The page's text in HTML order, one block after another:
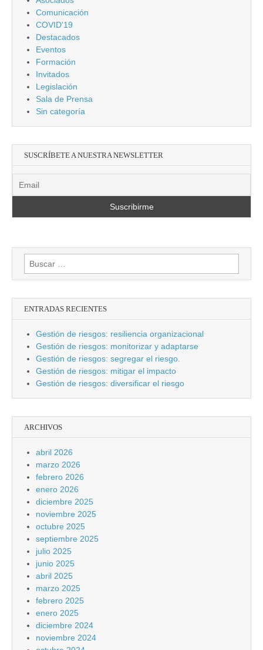
Comunicación
COVID'19
Destacados
Eventos
Formación
Invitados
Legislación
Sala de Prensa
Sin categoría
SUSCRÍBETE A NUESTRA NEWSLETTER
Buscar:
ENTRADAS RECIENTES
Gestión de riesgos: resiliencia organizacional
Gestión de riesgos: monitorizar y adaptarse
Gestión de riesgos: segregar el riesgo.
Gestión de riesgos: mitigar el impacto
Gestión de riesgos: diversificar el riesgo
ARCHIVOS
abril 2026
marzo 2026
febrero 2026
enero 2026
diciembre 2025
noviembre 2025
octubre 2025
septiembre 2025
julio 2025
junio 2025
abril 2025
marzo 2025
febrero 2025
enero 2025
diciembre 2024
noviembre 2024